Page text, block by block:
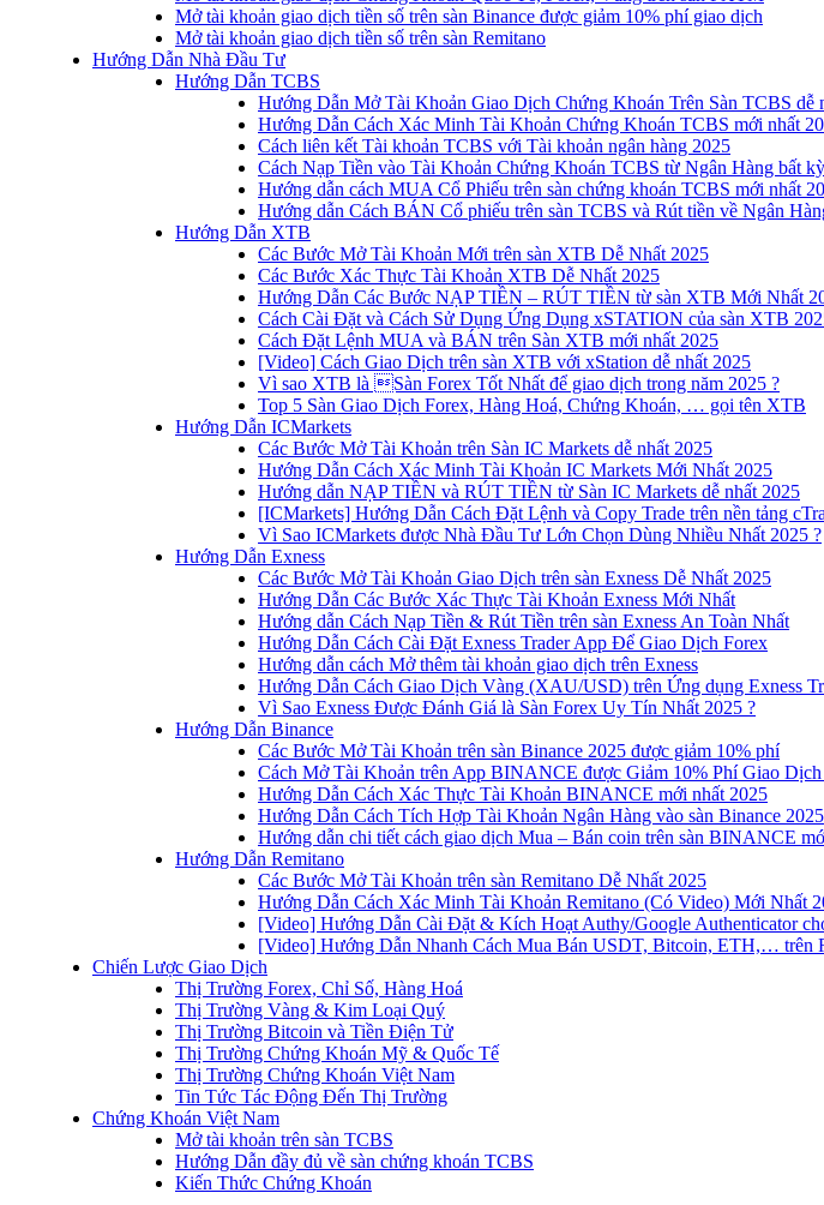
Mở tài khoản giao dịch tiền số trên sàn Binance được giảm 10% phí giao dịch
Mở tài khoản giao dịch tiền số trên sàn Remitano
Hướng Dẫn Nhà Đầu Tư
Hướng Dẫn TCBS
Hướng Dẫn Mở Tài Khoản Giao Dịch Chứng Khoán Trên Sàn TCBS dễ
Hướng Dẫn Cách Xác Minh Tài Khoản Chứng Khoán TCBS mới nhất
Cách liên kết Tài khoản TCBS với Tài khoản ngân hàng 2025
Cách Nạp Tiền vào Tài Khoản Chứng Khoán TCBS từ Ngân Hàng bất kỳ
Hướng dẫn cách MUA Cổ Phiếu trên sàn chứng khoán TCBS mới nhất
Hướng dẫn Cách BÁN Cổ phiếu trên sàn TCBS và Rút tiền về Ngân
Hướng Dẫn XTB
Các Bước Mở Tài Khoản Mới trên sàn XTB Dễ Nhất 2025
Các Bước Xác Thực Tài Khoản XTB Dễ Nhất 2025
Hướng Dẫn Các Bước NẠP TIỀN – RÚT TIỀN từ sàn XTB Mới Nhất
Cách Cài Đặt và Cách Sử Dụng Ứng Dụng xSTATION của sàn XTB
Cách Đặt Lệnh MUA và BÁN trên Sàn XTB mới nhất 2025
[Video] Cách Giao Dịch trên sàn XTB với xStation dễ nhất 2025
Vì sao XTB là Sàn Forex Tốt Nhất để giao dịch trong năm 2025 ?
Top 5 Sàn Giao Dịch Forex, Hàng Hoá, Chứng Khoán, … gọi tên XTB
Hướng Dẫn ICMarkets
Các Bước Mở Tài Khoản trên Sàn IC Markets dễ nhất 2025
Hướng Dẫn Cách Xác Minh Tài Khoản IC Markets Mới Nhất 2025
Hướng dẫn NẠP TIỀN và RÚT TIỀN từ Sàn IC Markets dễ nhất 2025
[ICMarkets] Hướng Dẫn Cách Đặt Lệnh và Copy Trade trên nền tảng
Vì Sao ICMarkets được Nhà Đầu Tư Lớn Chọn Dùng Nhiều Nhất 2025 ?
Hướng Dẫn Exness
Các Bước Mở Tài Khoản Giao Dịch trên sàn Exness Dễ Nhất 2025
Hướng Dẫn Các Bước Xác Thực Tài Khoản Exness Mới Nhất
Hướng dẫn Cách Nạp Tiền & Rút Tiền trên sàn Exness An Toàn Nhất
Hướng Dẫn Cách Cài Đặt Exness Trader App Để Giao Dịch Forex
Hướng dẫn cách Mở thêm tài khoản giao dịch trên Exness
Hướng Dẫn Cách Giao Dịch Vàng (XAU/USD) trên Ứng dụng Exness
Vì Sao Exness Được Đánh Giá là Sàn Forex Uy Tín Nhất 2025 ?
Hướng Dẫn Binance
Các Bước Mở Tài Khoản trên sàn Binance 2025 được giảm 10% phí
Cách Mở Tài Khoản trên App BINANCE được Giảm 10% Phí Giao
Hướng Dẫn Cách Xác Thực Tài Khoản BINANCE mới nhất 2025
Hướng Dẫn Cách Tích Hợp Tài Khoản Ngân Hàng vào sàn Binance 2025
Hướng dẫn chi tiết cách giao dịch Mua – Bán coin trên sàn BINANCE
Hướng Dẫn Remitano
Các Bước Mở Tài Khoản trên sàn Remitano Dễ Nhất 2025
Hướng Dẫn Cách Xác Minh Tài Khoản Remitano (Có Video) Mới Nhất
[Video] Hướng Dẫn Cài Đặt & Kích Hoạt Authy/Google Authenticator
[Video] Hướng Dẫn Nhanh Cách Mua Bán USDT, Bitcoin, ETH,… trên
Chiến Lược Giao Dịch
Thị Trường Forex, Chỉ Số, Hàng Hoá
Thị Trường Vàng & Kim Loại Quý
Thị Trường Bitcoin và Tiền Điện Tử
Thị Trường Chứng Khoán Mỹ & Quốc Tế
Thị Trường Chứng Khoán Việt Nam
Tin Tức Tác Động Đến Thị Trường
Chứng Khoán Việt Nam
Mở tài khoản trên sàn TCBS
Hướng Dẫn đầy đủ về sàn chứng khoán TCBS
Kiến Thức Chứng Khoán